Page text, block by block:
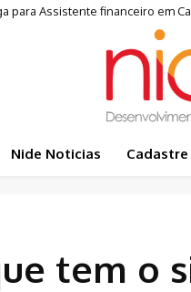
para Assistente financeiro em
Nide Noticias Cadastre
tem o